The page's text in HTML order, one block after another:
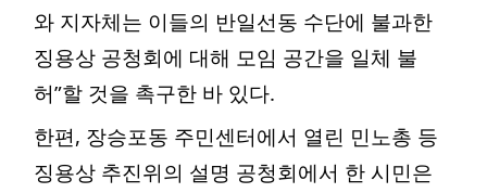
와 지자체는 이들의 반일선동 수단에 불과한
징용상 공청회에 대해 모임 공간을 일체 불
허”할 것을 촉구한 바 있다.
한편, 장승포동 주민센터에서 열린 민노총 등
징용상 추진위의 설명 공청회에서 한 시민은